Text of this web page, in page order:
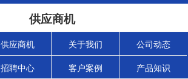
供应商机
供应商机 关于我们 公司动态
招聘中心 客户案例 产品知识